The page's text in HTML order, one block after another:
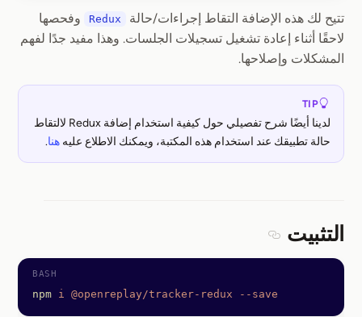
Redux
تتيح لك هذه الإضافة التقاط إجراءات/حالة Redux
وفحصها
لاحقًا أثناء إعادة تشغيل تسجيلات الجلسات. وهذا مفيد جدًا لفهم
المشكلات وإصلاحها.
TIP
لدينا أيضًا شرح تفصيلي حول كيفية استخدام إضافة Redux لالتقاط
حالة تطبيقك عند استخدام هذه المكتبة، ويمكنك الاطلاع عليه هنا.
التثبيت
npm i @openreplay/tracker-redux --save